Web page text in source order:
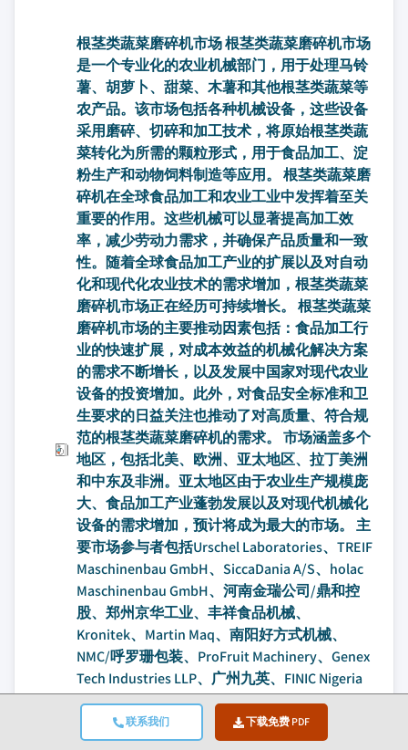
联系我们 下载免费 PDF
根茎类蔬菜磨碎机市场 根茎类蔬菜磨碎机市场
是一个专业化的农业机械部门，用于处理马铃
薯、胡萝卜、甜菜、木薯和其他根茎类蔬菜等
农产品。该市场包括各种机械设备，这些设备
采用磨碎、切碎和加工技术，将原始根茎类蔬
菜转化为所需的颗粒形式，用于食品加工、淀
粉生产和动物饲料制造等应用。 根茎类蔬菜磨
碎机在全球食品加工和农业工业中发挥着至关
重要的作用。这些机械可以显著提高加工效
率，减少劳动力需求，并确保产品质量和一致
性。随着全球食品加工产业的扩展以及对自动
化和现代化农业技术的需求增加，根茎类蔬菜
磨碎机市场正在经历可持续增长。 根茎类蔬菜
磨碎机市场的主要推动因素包括：食品加工行
业的快速扩展，对成本效益的机械化解决方案
的需求不断增长，以及发展中国家对现代农业
设备的投资增加。此外，对食品安全标准和卫
生要求的日益关注也推动了对高质量、符合规
范的根茎类蔬菜磨碎机的需求。 市场涵盖多个
地区，包括北美、欧洲、亚太地区、拉丁美洲
和中东及非洲。亚太地区由于农业生产规模庞
大、食品加工产业蓬勃发展以及对现代机械化
设备的需求增加，预计将成为最大的市场。 主
要市场参与者包括Urschel Laboratories、TREIF
Maschinenbau GmbH、SiccaDania A/S、holac
Maschinenbau GmbH、河南金瑞公司/鼎和控
股、郑州京华工业、丰祥食品机械、
Kronitek、Martin Maq、南阳好方式机械、
NMC/呼罗珊包装、ProFruit Machinery、Genex
Tech Industries LLP、广州九英、FINIC Nigeria
Limited、Thomas International、GlobeCore、
郑州思达农业设备、河南志远淀粉工程、河南
华饭食品机械科技、成益（临沂）农业机械